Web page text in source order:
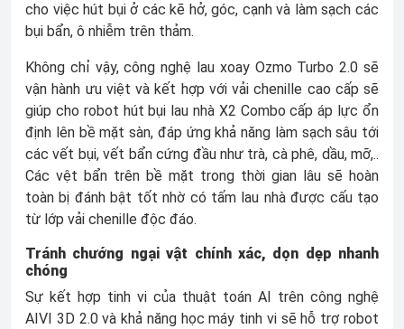
cho việc hút bụi ở các kẽ hở, góc, cạnh và làm sạch các
bụi bẩn, ô nhiễm trên thảm.
Không chỉ vậy, công nghệ lau xoay Ozmo Turbo 2.0 sẽ
vận hành ưu việt và kết hợp với vải chenille cao cấp sẽ
giúp cho robot hút bụi lau nhà X2 Combo cấp áp lực ổn
định lên bề mặt sàn, đáp ứng khả năng làm sạch sâu tới
các vết bụi, vết bẩn cứng đầu như trà, cà phê, dầu, mỡ,..
Các vệt bẩn trên bề mặt trong thời gian lâu sẽ hoàn
toàn bị đánh bật tốt nhờ có tấm lau nhà được cấu tạo
từ lớp vải chenille độc đáo.
Tránh chướng ngại vật chính xác, dọn dẹp nhanh
chóng
Sự kết hợp tinh vi của thuật toán AI trên công nghệ
AIVI 3D 2.0 và khả năng học máy tinh vi sẽ hỗ trợ robot